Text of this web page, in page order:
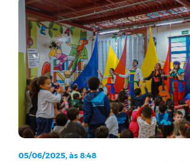
05/06/2025, às 8:48